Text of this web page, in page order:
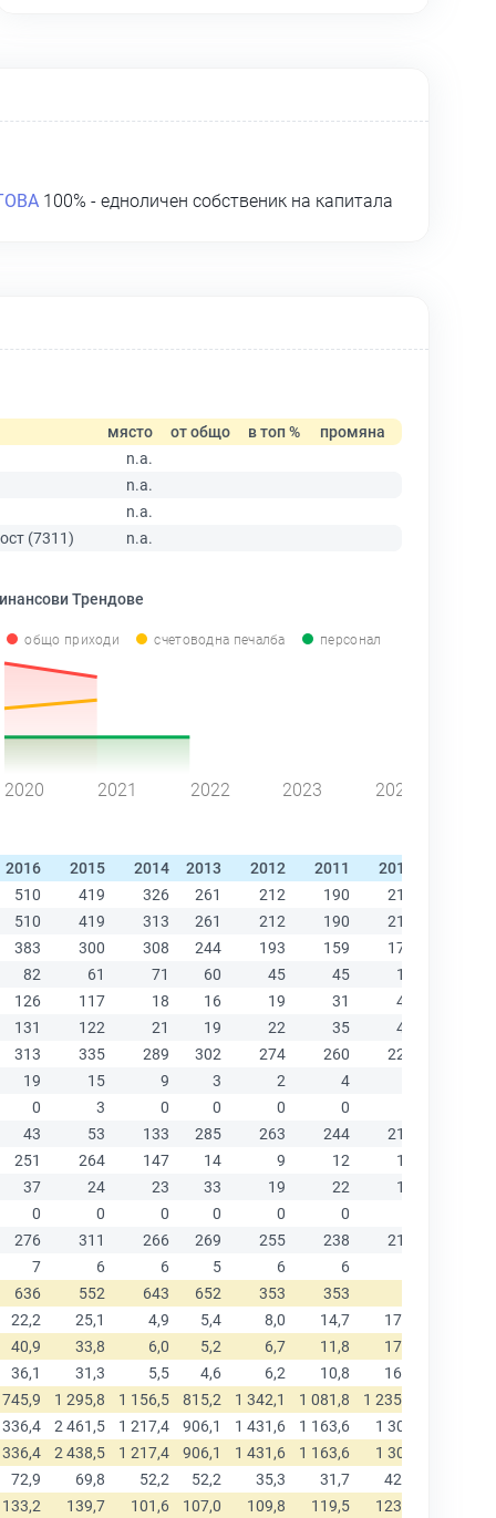
100% - едноличен собственик на капитала
място от общо в топ %
промяна
n.a.
n.a.
n.a.
(7311)
n.a.
Трендове
общо приходи счетоводна печалба персонал
2020 2021 2022 2023 2024
2016 2015 2014 2013 2012 2011 2010